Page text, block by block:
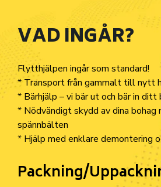
VAD INGÅR?
Flytthjälpen ingårsom standard!
* Transportfrån gammalt tillnytth
* Bärhjälp –vi bärutoch bärin ditt
* Nödvändigtskydd avdina bohag
spännbälten
* Hjälp med enklare demontering o
Packning/Uppackni